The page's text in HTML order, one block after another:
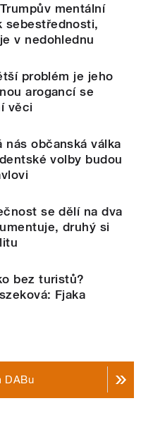
mentální
sebestřednosti,
v nedohlednu
problém je jeho
arogancí se
věci
nás občanská válka
volby budou
se dělí na dva
druhý si
bez turistů?
Fjaka
DABu